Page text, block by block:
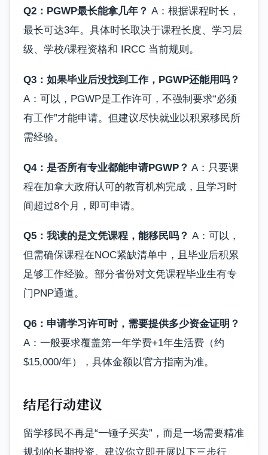
Q2：PGWP最长能拿几年？ A：根据课程时长，
最长可达3年。具体时长取决于课程长度、学习层
级、学校/课程资格和 IRCC 当前规则。
Q3：如果毕业后没找到工作，PGWP还能用吗？
A：可以，PGWP是工作许可，不强制要求“必须
有工作”才能申请。但建议尽快就业以积累移民所
需经验。
Q4：是否所有专业都能申请PGWP？ A：只要课
程在加拿大政府认可的教育机构完成，且学习时
间超过8个月，即可申请。
Q5：我读的是文凭课程，能移民吗？ A：可以，
但需确保课程在NOC紧缺清单中，且毕业后积累
足够工作经验。部分省份对文凭课程毕业生有专
门PNP通道。
Q6：申请学习许可时，需要提供多少资金证明？
A：一般要求覆盖第一年学费+1年生活费（约
$15,000/年），具体金额以官方指南为准。
结尾行动建议
留学移民不再是“一锤子买卖”，而是一场需要精准
规划的长期投资。建议你立即开展以下三步行